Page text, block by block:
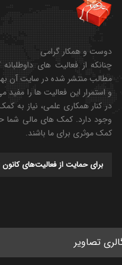
دوست و همکار گرامی
چنانکه از فعالیت های
مطالب منتشر شده در سایت آن
و استمرار این فعالیت ها را مفید
در کنار همکاری علمی، نیاز به
وجود دارد. کمک های مالی شما
کمک موثری برای ما باشند.
برای حمایت از فعالیت‌های
تصاویر